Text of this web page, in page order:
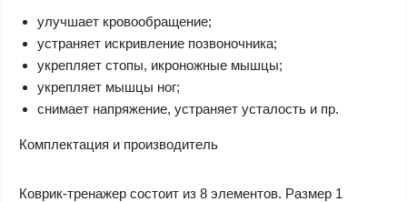
улучшает кровообращение;
устраняет искривление позвоночника;
укрепляет стопы, икроножные мышцы;
укрепляет мышцы ног;
снимает напряжение, устраняет усталость и пр.
Комплектация и производитель
Коврик-тренажер состоит из 8 элементов. Размер 1